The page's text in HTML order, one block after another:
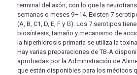
terminal del axón, con lo que la
semanas o meses 9–14. Existen 7
(A, B, C1, D, E, F y G). Los 7 serotipos
biosíntesis, tamaño y mecanismo de
la hiperhidrosis primaria se utiliza la
Hay varias preparaciones de TB-A
aprobadas por la Administración de
que están disponibles para los médicos